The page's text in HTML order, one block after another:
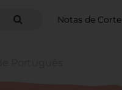
Notas de Corte